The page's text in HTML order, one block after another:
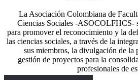
La Asociación Colombiana de
Ciencias Sociales -ASOCOLFHCS-
para promover el reconocimiento y la
las ciencias sociales, a través de la
sus miembros, la divulgación de la
gestión de proyectos para la
profesionales de